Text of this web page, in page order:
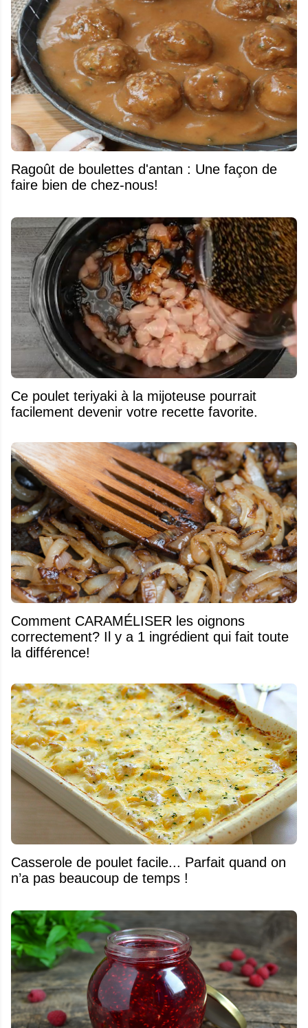
Ragoût de boulettes d'antan : Une façon de
faire bien de chez-nous!
Ce poulet teriyaki à la mijoteuse pourrait
facilement devenir votre recette favorite.
Comment CARAMÉLISER les oignons
correctement? Il y a 1 ingrédient qui fait toute
la différence!
Casserole de poulet facile... Parfait quand on
n’a pas beaucoup de temps !